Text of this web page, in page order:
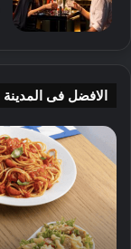
الافضل فى المدينة
ج
ي
أ
م
ج
ي